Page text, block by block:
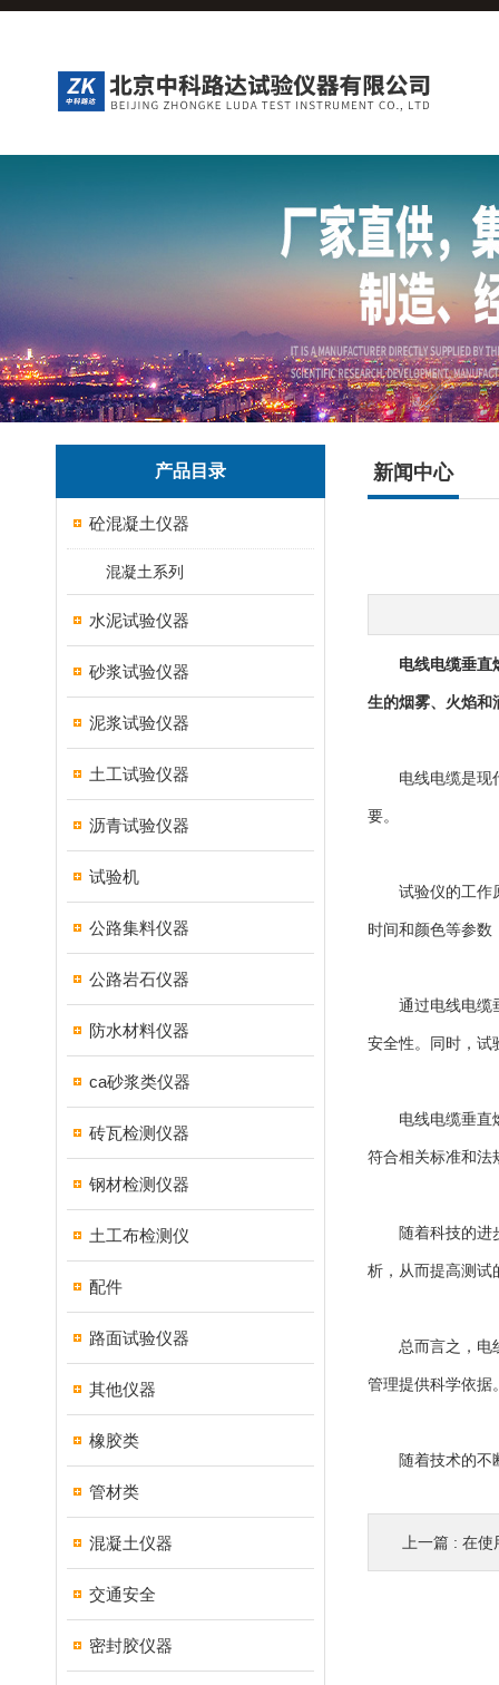
产品目录
砼混凝土仪器
混凝土系列
水泥试验仪器
砂浆试验仪器
泥浆试验仪器
土工试验仪器
沥青试验仪器
试验机
公路集料仪器
公路岩石仪器
防水材料仪器
ca砂浆类仪器
砖瓦检测仪器
钢材检测仪器
土工布检测仪
配件
路面试验仪器
其他仪器
橡胶类
管材类
混凝土仪器
交通安全
密封胶仪器
新闻中心
电线电缆垂直
生的烟雾、火焰和
电线电缆是现代
要。
试验仪的工作原
时间和颜色等参数
通过电线电缆垂
安全性。同时，试
电线电缆垂直燃
符合相关标准和法
随着科技的进步
析，从而提高测试
总而言之，电线
管理提供科学依据
随着技术的不断
上一篇 : 在使